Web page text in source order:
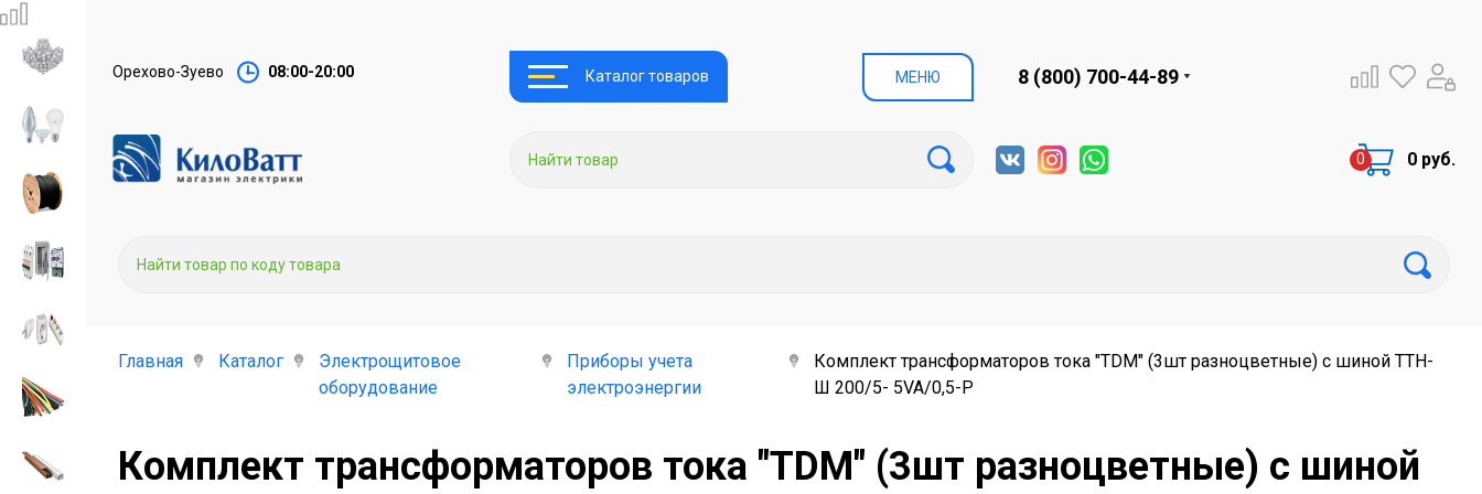
Орехово-Зуево 08:00-20:00 Каталог товаров МЕНЮ 8 (800) 700-44-89
0 руб.
Главная Каталог
Электрощитовое
оборудование
Приборы учета
электроэнергии
Комплект трансформаторов тока "TDM" (3шт разноцветные) с шиной ТТН-
Ш 200/5- 5VA/0,5-Р
Комплект трансформаторов тока "TDM" (3шт разноцветные) с шиной